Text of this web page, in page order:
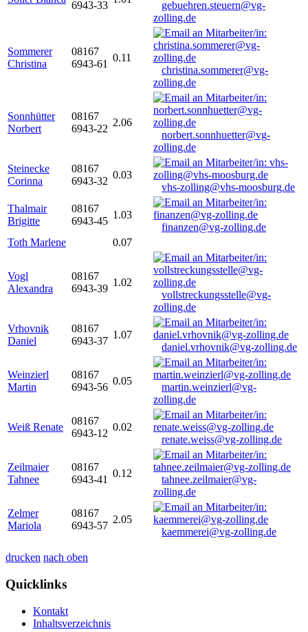
6943-33
gebuehren.steuern@vg-
zolling.de
Sommerer
Christina
08167
6943-61
0.11
christina.sommerer@vg-
zolling.de
Sonnhütter
Norbert
08167
6943-22
2.06
norbert.sonnhuetter@vg-
zolling.de
Steinecke
Corinna
08167
6943-32
0.03
vhs-zolling@vhs-moosburg.de
Thalmair
Brigitte
08167
6943-45
1.03
finanzen@vg-zolling.de
Toth Marlene
0.07
Vogl
Alexandra
08167
6943-39
1.02
vollstreckungsstelle@vg-
zolling.de
Vrhovnik
Daniel
08167
6943-37
1.07
daniel.vrhovnik@vg-zolling.de
Weinzierl
Martin
08167
6943-56
0.05
martin.weinzierl@vg-
zolling.de
Weiß Renate
08167
6943-12
0.02
renate.weiss@vg-zolling.de
Zeilmaier
Tahnee
08167
6943-41
0.12
tahnee.zeilmaier@vg-
zolling.de
Zelmer
Mariola
08167
6943-57
2.05
kaemmerei@vg-zolling.de
drucken nach oben
Quicklinks
Kontakt
Inhaltsverzeichnis